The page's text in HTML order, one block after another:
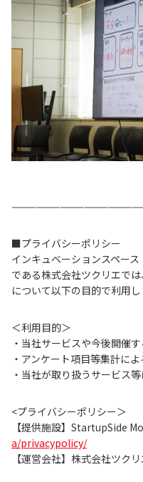
■プライバシーポリシー
インキュベーションスペー
である株式会社ツクリエで
について以下の目的で利用し
＜利用目的＞
・当社サービスや今後開催
・アンケート項目等集計に
・当社が取り扱うサービス
<プライバシーポリシー＞
【提供施設】StartupSide
a/privacypolicy/
【運営会社】株式会社ツクリ